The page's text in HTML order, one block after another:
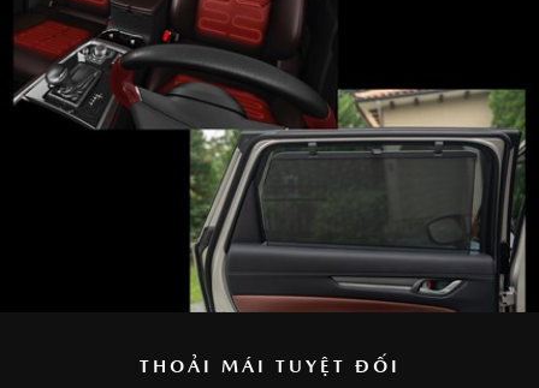
THOẢI MÁI TUYỆT ĐỐI